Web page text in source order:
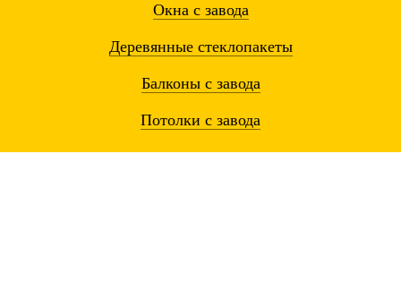
Окнас завода
Деревянные стеклопакеты
Балконы с завода
Потолки с завода